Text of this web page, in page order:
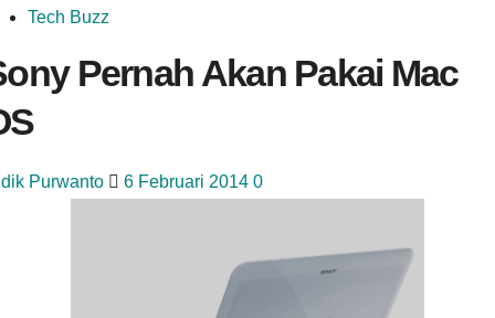
Tech Buzz
Pernah Akan Pakai Mac
Purwanto 6 Februari 2014 0